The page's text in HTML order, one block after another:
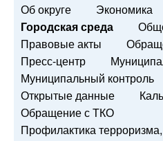
Об округе Экономика
Городская среда
Правовые акты
Пресс-центр
Муниципальный контроль
Открытые данные
Обращение с ТКО
Профилактика